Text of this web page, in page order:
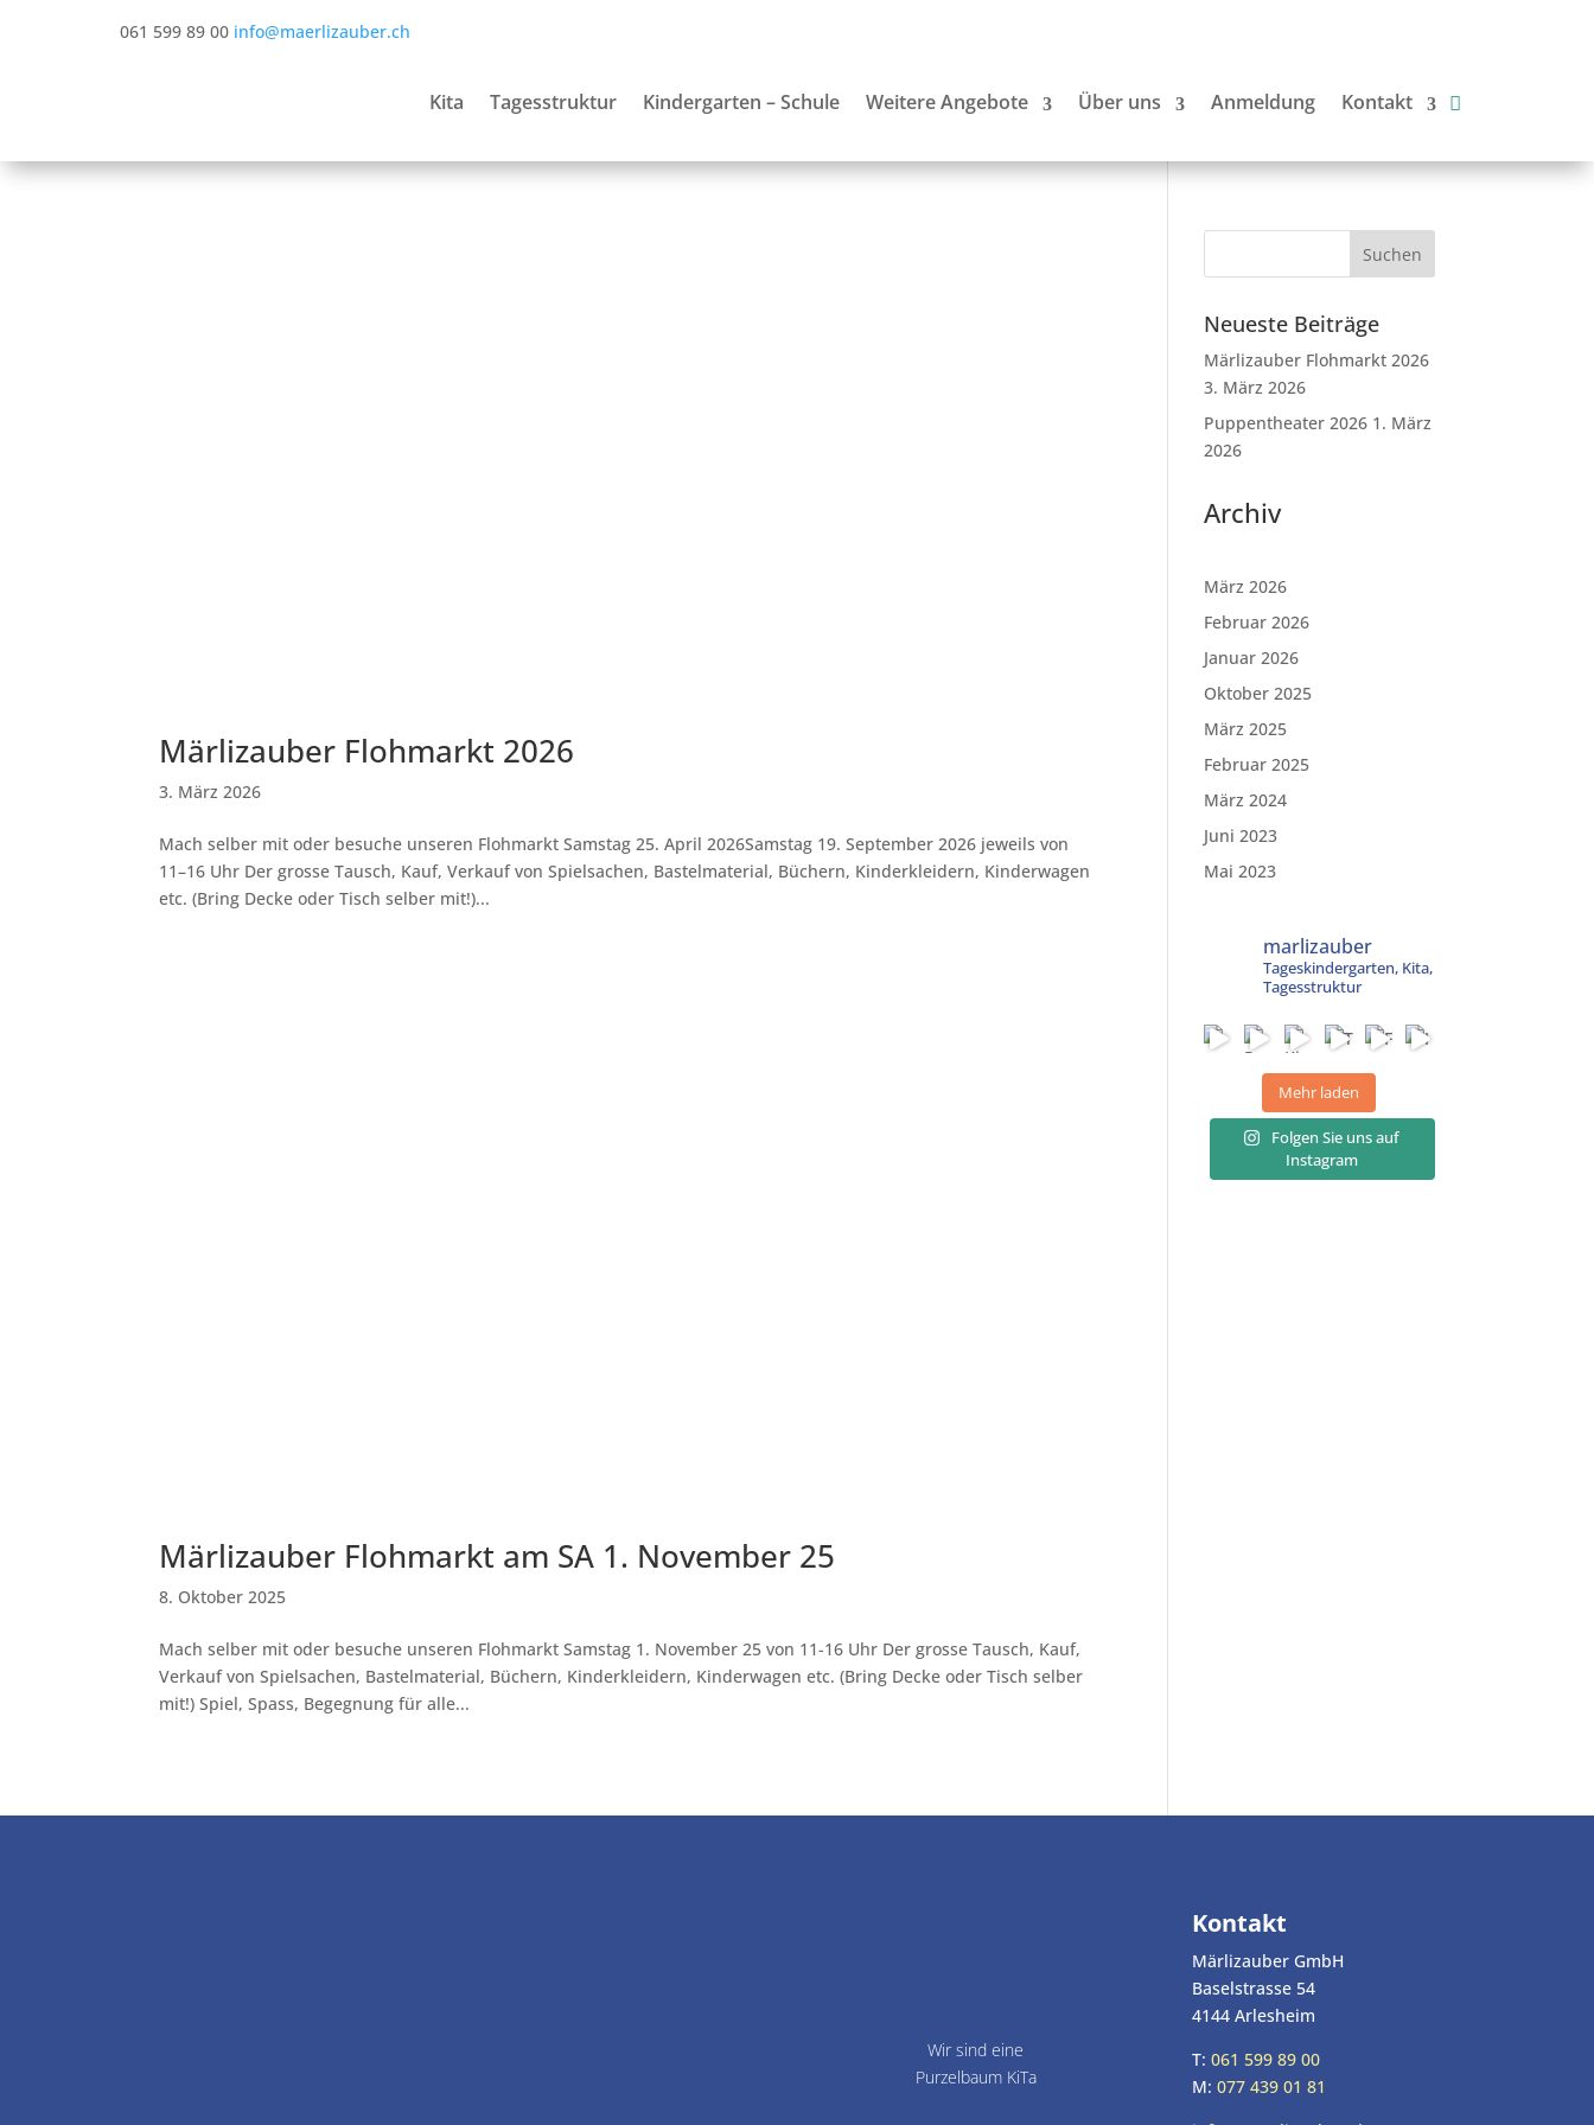
061 599 89 00 info@maerlizauber.ch
Kita Tagesstruktur Kindergarten – Schule Weitere Angebote Über uns Anmeldung Kontakt
Märlizauber Flohmarkt 2026
3. März 2026
Mach selber mit oder besuche unseren Flohmarkt Samstag 25. April 2026Samstag 19. September 2026 jeweils von
11–16 Uhr Der grosse Tausch, Kauf, Verkauf von Spielsachen, Bastelmaterial, Büchern, Kinderkleidern, Kinderwagen
etc. (Bring Decke oder Tisch selber mit!)...
Märlizauber Flohmarkt am SA 1. November 25
8. Oktober 2025
Mach selber mit oder besuche unseren Flohmarkt Samstag 1. November 25 von 11-16 Uhr Der grosse Tausch, Kauf,
Verkauf von Spielsachen, Bastelmaterial, Büchern, Kinderkleidern, Kinderwagen etc. (Bring Decke oder Tisch selber
mit!) Spiel, Spass, Begegnung für alle...
Neueste Beiträge
Märlizauber Flohmarkt 2026
3. März 2026
Puppentheater 2026 1. März
2026
Archiv
März 2026
Februar 2026
Januar 2026
Oktober 2025
März 2025
Februar 2025
März 2024
Juni 2023
Mai 2023
marlizauber
Tageskindergarten, Kita,
Tagesstruktur
Mehr laden
Folgen Sie uns auf
Instagram
Wir sind eine
Purzelbaum KiTa
Kontakt
Märlizauber GmbH
Baselstrasse 54
4144 Arlesheim
T: 061 599 89 00
M: 077 439 01 81